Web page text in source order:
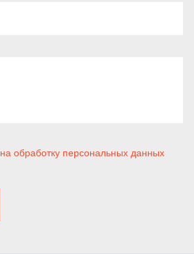
на обработку персональных данных